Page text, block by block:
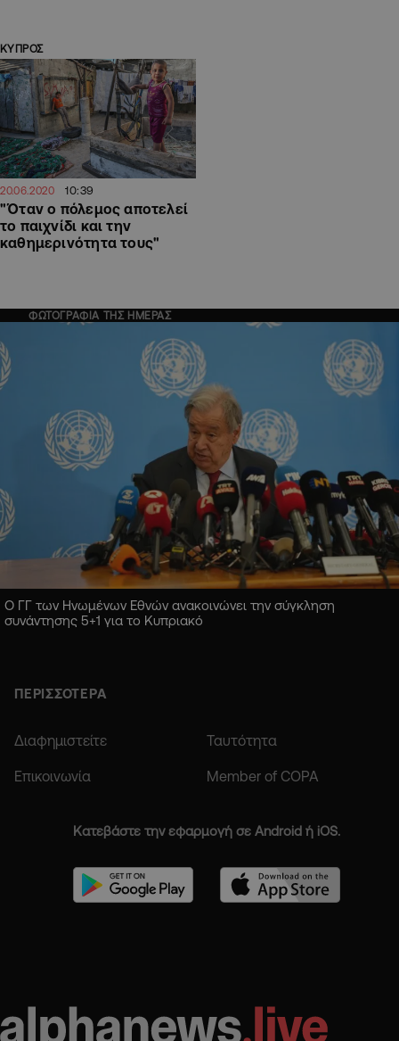
ΚΥΠΡΟΣ
20.06.2020 10:39
"Όταν ο πόλεμος αποτελεί
το παιχνίδι και την
καθημερινότητα τους"
ΦΩΤΟΓΡΑΦΙΑ ΤΗΣ ΗΜΕΡΑΣ
Ο ΓΓ των Ηνωμένων Εθνών ανακοινώνει την σύγκληση
συνάντησης 5+1 για το Κυπριακό
ΠΕΡΙΣΣΟΤΕΡΑ
Διαφημιστείτε Ταυτότητα
Επικοινωνία Member of COPA
Κατεβάστε την εφαρμογή σε Android ή iOS.